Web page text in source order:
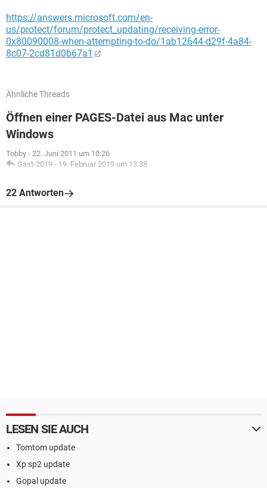
https://answers.microsoft.com/en-
us/protect/forum/protect_updating/receiving-error-
0x80090008-when-attempting-to-do/1ab12644-d29f-4a84-
8c07-2cd81d0b67a1
Ähnliche Threads
Öffnen einer PAGES-Datei aus Mac unter
Windows
Tobby - 22. Juni 2011 um 10:26
Gast-2019 - 19. Februar 2019 um 13:38
22 Antworten
LESEN SIE AUCH
Tomtom update
Xp sp2 update
Gopal update